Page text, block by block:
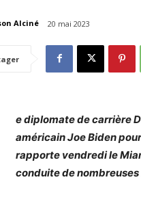
Alciné 20 mai 2023
e diplomate de carrière
américain Joe Biden
rapporte vendredi le
conduite de